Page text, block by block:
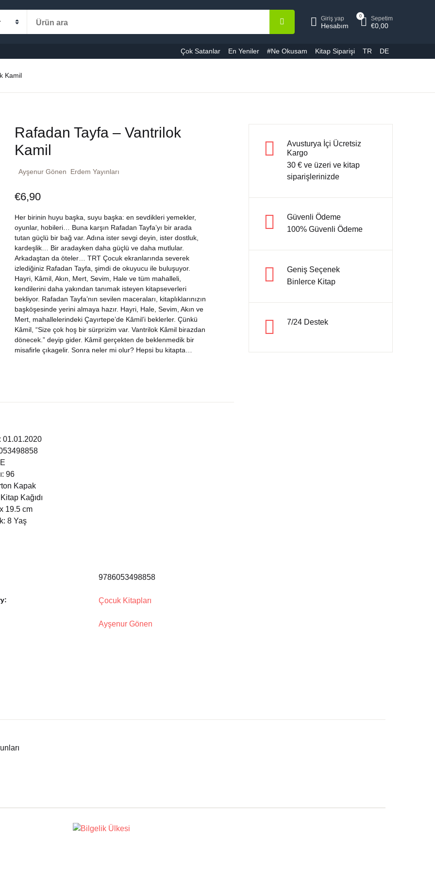
Giriş yap
Hesabım
0 Sepetim
€0,00
Çok Satanlar En Yeniler #Ne Okusam Kitap Siparişi TR DE
Eğitim
– Kaynak
Klasikleri
Kapat
Giriş yap
Kapat
Kamil
Rafadan Tayfa – Vantrilok
Kamil
Ayşenur Gönen Erdem Yayınları
€6,90
Her birinin huyu başka, suyu başka: en sevdikleri yemekler,
oyunlar, hobileri… Buna karşın Rafadan Tayfa’yı bir arada
tutan güçlü bir bağ var. Adına ister sevgi deyin, ister dostluk,
kardeşlik… Bir aradayken daha güçlü ve daha mutlular.
Arkadaştan da öteler… TRT Çocuk ekranlarında severek
izlediğiniz Rafadan Tayfa, şimdi de okuyucu ile buluşuyor.
Hayri, Kâmil, Akın, Mert, Sevim, Hale ve tüm mahalleli,
kendilerini daha yakından tanımak isteyen kitapseverleri
bekliyor. Rafadan Tayfa’nın sevilen maceraları, kitaplıklarınızın
başköşesinde yerini almaya hazır. Hayri, Hale, Sevim, Akın ve
Mert, mahallelerindeki Çayırtepe’de Kâmil’i beklerler. Çünkü
Kâmil, “Size çok hoş bir sürprizim var. Vantrilok Kâmil birazdan
dönecek.” deyip gider. Kâmil gerçekten de beklenmedik bir
misafirle çıkagelir. Sonra neler mi olur? Hepsi bu kitapta…
01.01.2020
96
Kapak
Kağıdı
19.5 cm
8 Yaş
9786053498858
Çocuk Kitapları
Ayşenur Gönen
Avusturya İçi Ücretsiz
Kargo
30 € ve üzeri ve kitap
siparişlerinizde
Güvenli Ödeme
100% Güvenli Ödeme
Geniş Seçenek
Binlerce Kitap
7/24 Destek